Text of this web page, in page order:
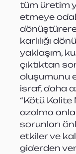
tüm üretim
etmeye
karlılığı
yaklaşım,
çıktıktan
oluşumunu
israf, daha
“Kötü
azalma
sorunları
etkiler ve
giderden